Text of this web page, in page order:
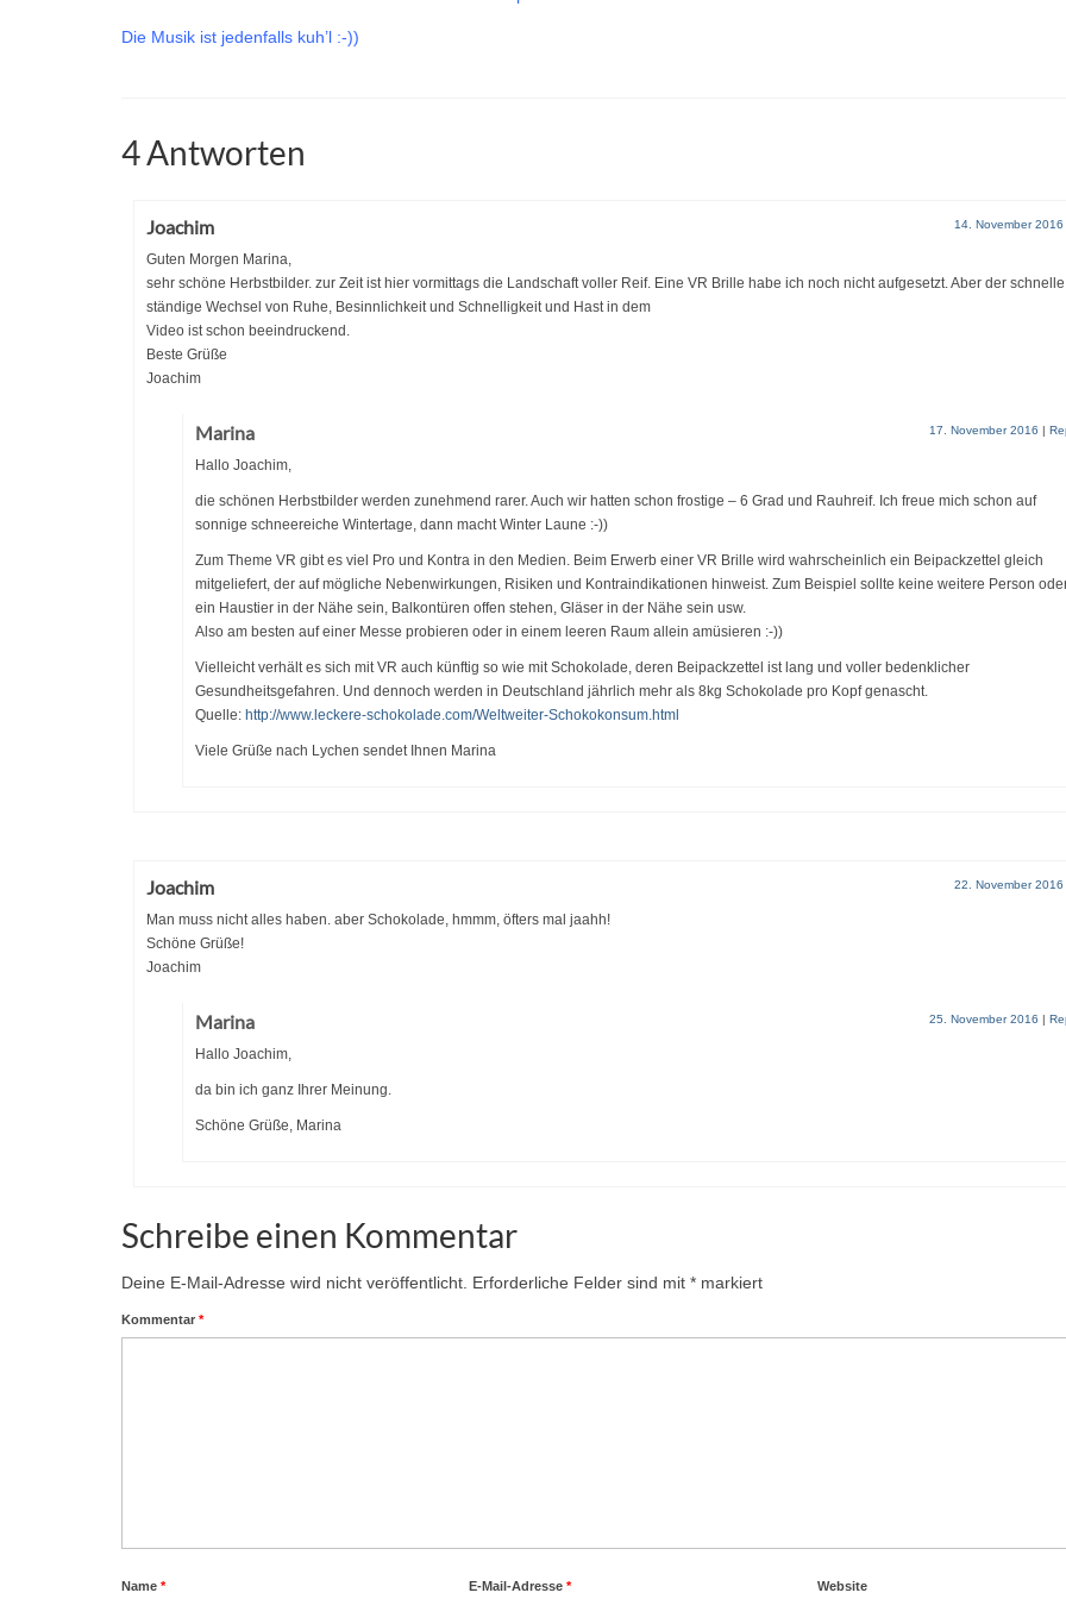
Die Musik ist jedenfalls kuh’l :-))
4 Antworten
Joachim 14. November 2016
Guten Morgen Marina,
sehr schöne Herbstbilder. zur Zeit ist hier vormittags die Landschaft voller Reif. Eine VR Brille habe ich noch nicht aufgesetzt. Aber der
ständige Wechsel von Ruhe, Besinnlichkeit und Schnelligkeit und Hast in dem
Video ist schon beeindruckend.
Beste Grüße
Joachim
Marina 17. November 2016 |
Hallo Joachim,
die schönen Herbstbilder werden zunehmend rarer. Auch wir hatten schon frostige – 6 Grad und Rauhreif. Ich freue mich schon auf
sonnige schneereiche Wintertage, dann macht Winter Laune :-))
Zum Theme VR gibt es viel Pro und Kontra in den Medien. Beim Erwerb einer VR Brille wird wahrscheinlich ein Beipackzettel gleich
mitgeliefert, der auf mögliche Nebenwirkungen, Risiken und Kontraindikationen hinweist. Zum Beispiel sollte keine weitere Person
ein Haustier in der Nähe sein, Balkontüren offen stehen, Gläser in der Nähe sein usw.
Also am besten auf einer Messe probieren oder in einem leeren Raum allein amüsieren :-))
Vielleicht verhält es sich mit VR auch künftig so wie mit Schokolade, deren Beipackzettel ist lang und voller bedenklicher
Gesundheitsgefahren. Und dennoch werden in Deutschland jährlich mehr als 8kg Schokolade pro Kopf genascht.
Quelle: http://www.leckere-schokolade.com/Weltweiter-Schokokonsum.html
Viele Grüße nach Lychen sendet Ihnen Marina
Joachim 22. November 2016
Man muss nicht alles haben. aber Schokolade, hmmm, öfters mal jaahh!
Schöne Grüße!
Joachim
Marina 25. November 2016 |
Hallo Joachim,
da bin ich ganz Ihrer Meinung.
Schöne Grüße, Marina
Schreibe einen Kommentar
Deine E-Mail-Adresse wird nicht veröffentlicht. Erforderliche Felder sind mit * markiert
Kommentar *
Name * E-Mail-Adresse* Website